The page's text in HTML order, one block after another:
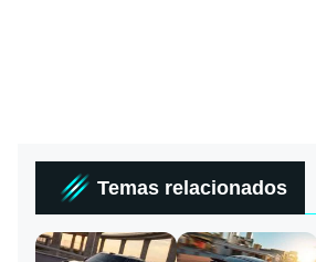
Temas relacionados